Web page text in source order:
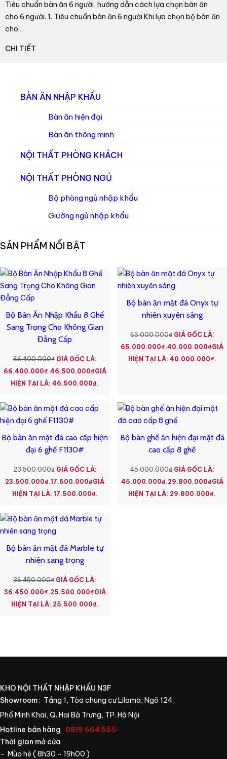
Tiêu chuẩn bàn ăn 6 người, hướng dẫn cách lựa chọn bàn ăn
cho 6 người. 1. Tiêu chuẩn bàn ăn 6 người Khi lựa chọn bộ bàn ăn
cho…
CHI TIẾT
BÀN ĂN NHẬP KHẨU
Bàn ăn hiện đại
Bàn ăn thông minh
NỘI THẤT PHÒNG KHÁCH
NỘI THẤT PHÒNG NGỦ
Bộ phòng ngủ nhập khẩu
Giường ngủ nhập khẩu
SẢN PHẨM NỔI BẬT
Bộ Bàn Ăn Nhập Khẩu 8 Ghế
Sang Trọng Cho Không Gian
Đẳng Cấp
66.400.000₫ GIÁ GỐC LÀ:
66.400.000₫.46.500.000₫GIÁ
HIỆN TẠI LÀ: 46.500.000₫.
Bộ bàn ăn mặt đá Onyx tự
nhiên xuyên sáng
65.000.000₫ GIÁ GỐC LÀ:
65.000.000₫.40.000.000₫GIÁ
HIỆN TẠI LÀ: 40.000.000₫.
Bộ bàn ăn mặt đá cao cấp hiện
đại 6 ghế F1130#
23.500.000₫ GIÁ GỐC LÀ:
23.500.000₫.17.500.000₫GIÁ
HIỆN TẠI LÀ: 17.500.000₫.
Bộ bàn ghế ăn hiện đại mặt đá
cao cấp 8 ghế
45.000.000₫ GIÁ GỐC LÀ:
45.000.000₫.29.800.000₫GIÁ
HIỆN TẠI LÀ: 29.800.000₫.
Bộ bàn ăn mặt đá Marble tự
nhiên sang trọng
36.450.000₫ GIÁ GỐC LÀ:
36.450.000₫.25.500.000₫GIÁ
HIỆN TẠI LÀ: 25.500.000₫.
KHO NỘI THẤT NHẬP KHẨU N3F
Showroom: Tầng 1, Tòa chung cư Lilama, Ngõ 124,
Phố Minh Khai, Q. Hai Bà Trưng, TP. Hà Nội
Hotline bán hàng
0819 664 555
Thời gian mở cửa
- Mùa hè ( 8h30 - 19h00 )